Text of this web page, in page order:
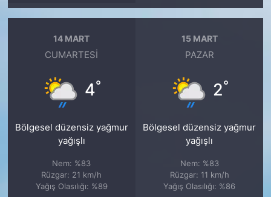
14 MART
CUMARTESI
4°
Bölgesel düzensiz yağmur
yağışlı
Nem: %83
Rüzgar: 21 km/h
Yağış Olasılığı: %89
15 MART
PAZAR
2°
Bölgesel düzensiz yağmur
yağışlı
Nem: %83
Rüzgar: 11 km/h
Yağış Olasılığı: %86